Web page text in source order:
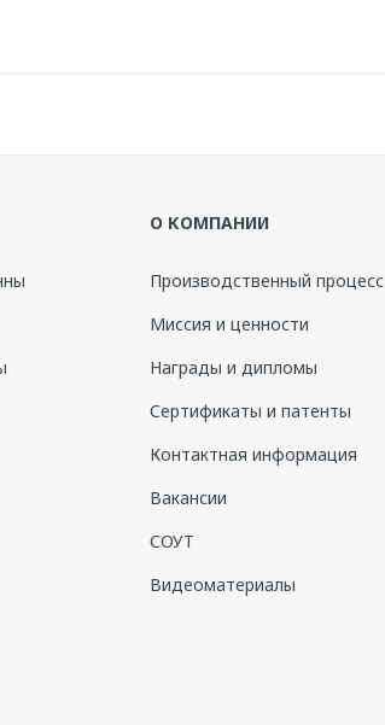
О КОМПАНИИ
Производственный процесс
Миссия и ценности
Награды и дипломы
Сертификаты и патенты
Контактная информация
Вакансии
СОУТ
Видеоматериалы